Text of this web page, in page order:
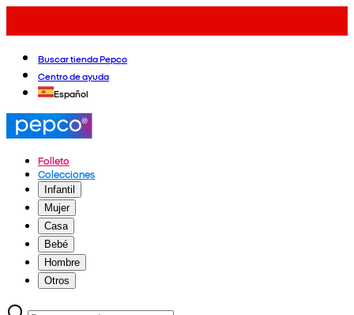
Buscar tienda Pepco
Centro de ayuda
Español
Folleto
Colecciones
Infantil
Mujer
Casa
Bebé
Hombre
Otros